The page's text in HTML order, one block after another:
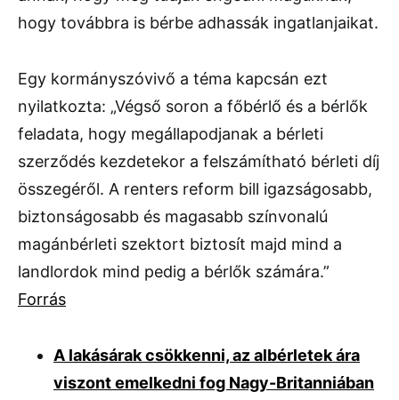
hogy továbbra is bérbe adhassák ingatlanjaikat.
Egy kormányszóvivő a téma kapcsán ezt
nyilatkozta: „Végső soron a főbérlő és a bérlők
feladata, hogy megállapodjanak a bérleti
szerződés kezdetekor a felszámítható bérleti díj
összegéről. A renters reform bill igazságosabb,
biztonságosabb és magasabb színvonalú
magánbérleti szektort biztosít majd mind a
landlordok mind pedig a bérlők számára.”
Forrás
A lakásárak csökkenni, az albérletek ára
viszont emelkedni fog Nagy-Britanniában